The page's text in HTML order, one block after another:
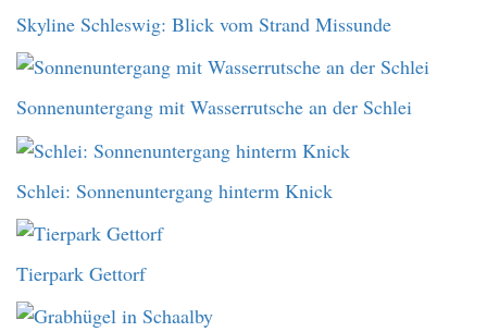
Skyline Schleswig: Blick vom Strand Missunde
Sonnenuntergang mit Wasserrutsche an der Schlei
Schlei: Sonnenuntergang hinterm Knick
Tierpark Gettorf